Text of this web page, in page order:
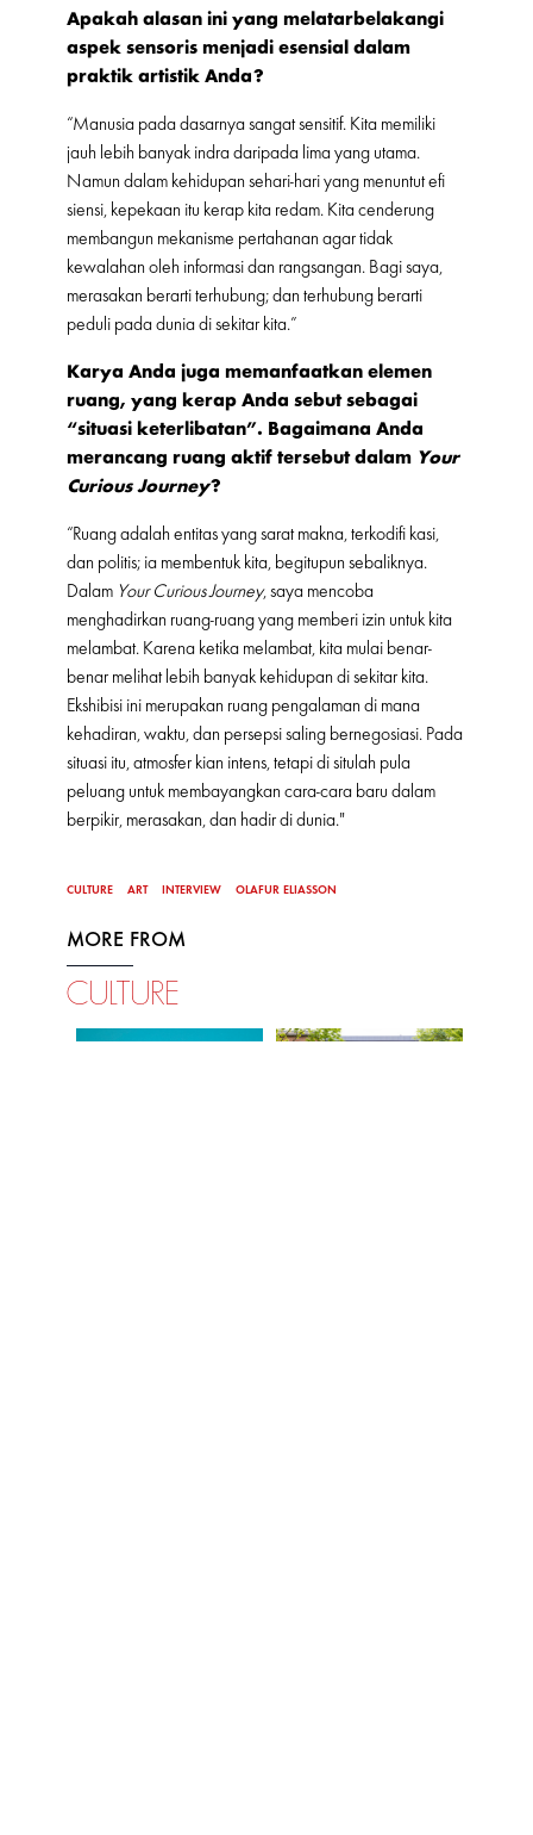
Apakah alasan ini yang melatarbelakangi
aspek sensoris menjadi esensial dalam
praktik artistik Anda?
“Manusia pada dasarnya sangat sensitif. Kita memiliki
jauh lebih banyak indra daripada lima yang utama.
Namun dalam kehidupan sehari-hari yang menuntut efi
siensi, kepekaan itu kerap kita redam. Kita cenderung
membangun mekanisme pertahanan agar tidak
kewalahan oleh informasi dan rangsangan. Bagi saya,
merasakan berarti terhubung; dan terhubung berarti
peduli pada dunia di sekitar kita.”
Karya Anda juga memanfaatkan elemen
ruang, yang kerap Anda sebut sebagai
“situasi keterlibatan”. Bagaimana Anda
merancang ruang aktif tersebut dalam Your
Curious Journey?
“Ruang adalah entitas yang sarat makna, terkodifi kasi,
dan politis; ia membentuk kita, begitupun sebaliknya.
Dalam Your Curious Journey, saya mencoba
menghadirkan ruang-ruang yang memberi izin untuk kita
melambat. Karena ketika melambat, kita mulai benar-
benar melihat lebih banyak kehidupan di sekitar kita.
Ekshibisi ini merupakan ruang pengalaman di mana
kehadiran, waktu, dan persepsi saling bernegosiasi. Pada
situasi itu, atmosfer kian intens, tetapi di situlah pula
peluang untuk membayangkan cara-cara baru dalam
berpikir, merasakan, dan hadir di dunia."
CULTURE ART INTERVIEW OLAFUR ELIASSON
MORE FROM
CULTURE